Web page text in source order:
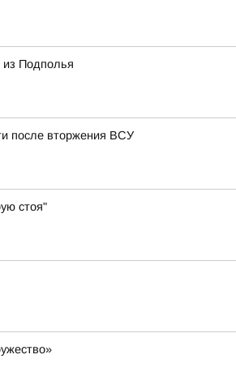
из Подполья
после вторжения ВСУ
стоя"